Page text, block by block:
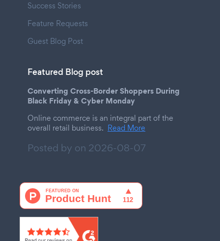
Success Stories
Feature Requests
Guest Blog Post
Featured Blog post
Converting Cross-Border Shoppers During
Black Friday & Cyber Monday
Online commerce is an integral part of the
overall retail business. Read More
Posted by on 2026-08-07